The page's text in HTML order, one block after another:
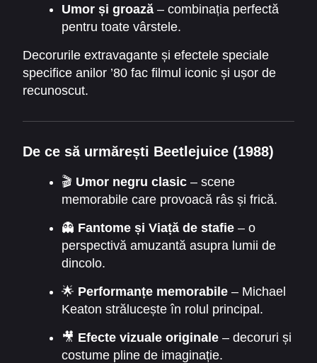
Umor și groază– combinația perfectă
pentru toate vârstele.
Decorurile extravagante și efectele speciale
specifice anilor ’80 fac filmul iconic și ușor de
recunoscut.
De ce să urmărești Beetlejuice (1988)
🎬 Umor negru clasic– scene
memorabile care provoacă râs și frică.
👻 Fantome și Viață de stafie– o
perspectivă amuzantă asupra lumii de
dincolo.
🌟 Performanțe memorabile– Michael
Keaton strălucește în rolul principal.
🎥 Efecte vizuale originale– decoruri și
costume pline de imaginație.